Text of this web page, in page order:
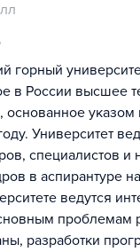
горный
в России высшее
основанное
Университет
специалистов и
в аспирантуре
ведутся
проблемам
разработки